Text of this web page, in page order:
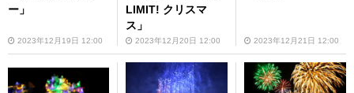
ー」
2023年12月19日 12:00
LIMIT! クリスマ
ス」
2023年12月20日 12:00 2023年12月21日 12:00